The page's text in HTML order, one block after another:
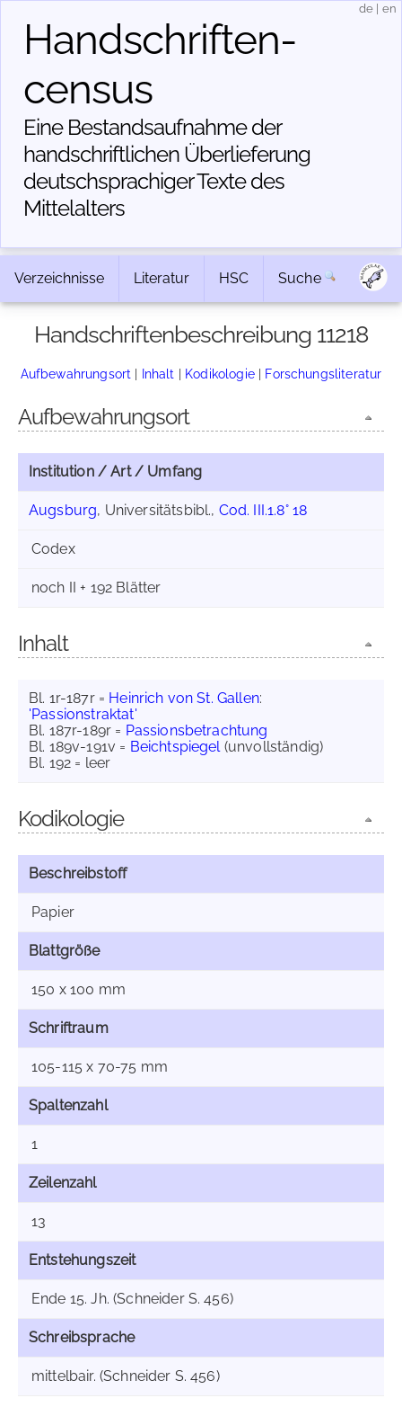
Handschriften­
census
Eine Bestandsaufnahme der
handschriftlichen Über­lieferung
deutschsprachiger Texte des
Mittelalters
de en
Verzeichnisse Literatur HSC Suche
Handschriftenbeschreibung 11218
Aufbewahrungsort | Inhalt | Kodikologie| Forschungsliteratur
Aufbewahrungsort
Institution / Art / Umfang
Augsburg, Universitätsbibl., Cod. III.1.8° 18
Codex
noch II + 192 Blätter
Inhalt
Bl. 1r-187r = Heinrich von St. Gallen:
'Passionstraktat'
Bl. 187r-189r = Passionsbetrachtung
Bl. 189v-191v = Beichtspiegel(unvollständig)
Bl. 192 = leer
Kodikologie
Beschreibstoff
Papier
Blattgröße
150 x 100 mm
Schriftraum
105-115 x 70-75 mm
Spaltenzahl
1
Zeilenzahl
13
Entstehungszeit
Ende 15. Jh. (Schneider S. 456)
Schreibsprache
mittelbair. (Schneider S. 456)